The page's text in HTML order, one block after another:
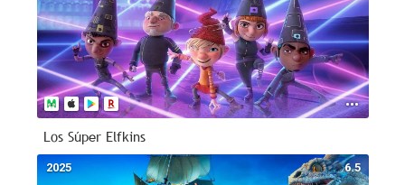
Los Súper Elfkins
6.5
2025